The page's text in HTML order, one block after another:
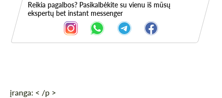
Reikia pagalbos? Pasikalbėkite su vienu iš mūsų
ekspertų bet instant messenger
Aprašymas
įranga: < /p >